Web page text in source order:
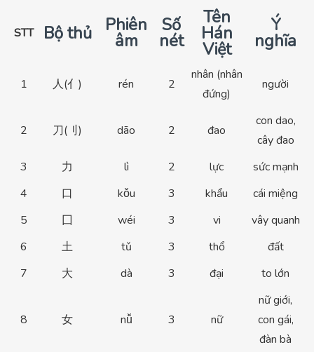
STT Bộ thủ Phiên
âm
Số
nét
Tên
Hán
Việt
Ý
nghĩa
1 人(亻) rén 2
nhân (nhân
đứng)
người
2 刀(刂) dāo 2 đao
con dao,
cây đao
3
力 lì 2 lực
sức mạnh
4
口 kǒu 3 khẩu
cái miệng
5
囗 wéi 3 vi
vây quanh
6
土 tǔ 3 thổ
đất
7
大 dà 3 đại to lớn
8 女 nǚ 3 nữ
nữ giới,
con gái,
đàn bà